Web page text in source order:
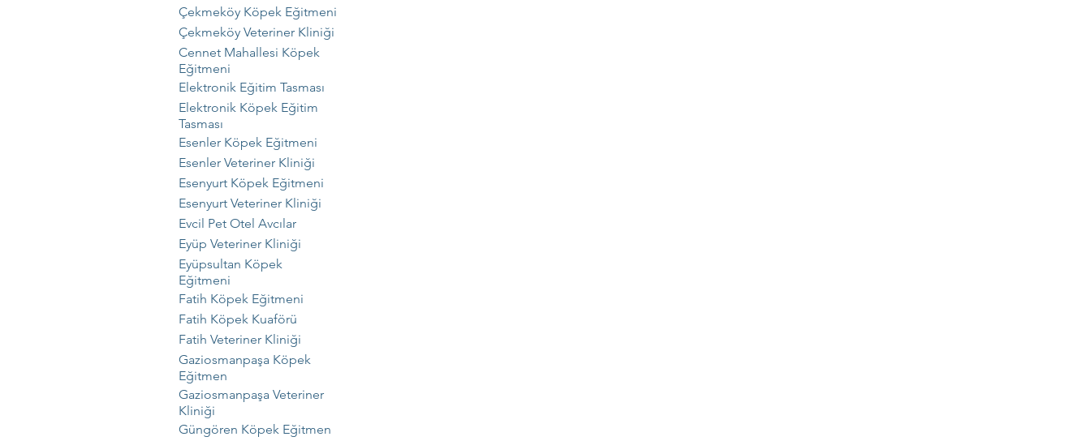
Çekmeköy Köpek Eğitmeni
Çekmeköy Veteriner Kliniği
Cennet Mahallesi Köpek
Eğitmeni
Elektronik Eğitim Tasması
Elektronik Köpek Eğitim
Tasması
Esenler Köpek Eğitmeni
Esenler Veteriner Kliniği
Esenyurt Köpek Eğitmeni
Esenyurt Veteriner Kliniği
Evcil Pet Otel Avcılar
Eyüp Veteriner Kliniği
Eyüpsultan Köpek
Eğitmeni
Fatih Köpek Eğitmeni
Fatih Köpek Kuaförü
Fatih Veteriner Kliniği
Gaziosmanpaşa Köpek
Eğitmen
Gaziosmanpaşa Veteriner
Kliniği
Güngören Köpek Eğitmen